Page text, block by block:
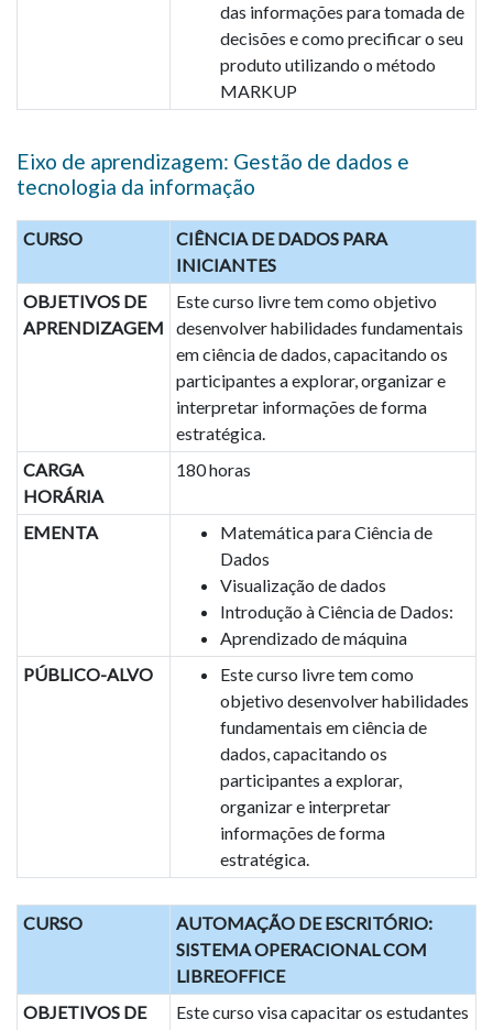
das informações para tomada de
decisões e como precificar o seu
produto utilizando o método
MARKUP
Eixo de aprendizagem: Gestão de dados e
tecnologia da informação
CURSO
CIÊNCIA DE DADOS PARA
INICIANTES
OBJETIVOS DE
APRENDIZAGEM
Este curso livre tem como objetivo
desenvolver habilidades fundamentais
em ciência de dados, capacitando os
participantes a explorar, organizar e
interpretar informações de forma
estratégica.
CARGA
HORÁRIA
180 horas
EMENTA
Matemática para Ciência de
Dados
Visualização de dados
Introdução à Ciência de Dados:
Aprendizado de máquina
PÚBLICO-ALVO
Este curso livre tem como
objetivo desenvolver habilidades
fundamentais em ciência de
dados, capacitando os
participantes a explorar,
organizar e interpretar
informações de forma
estratégica.
CURSO
AUTOMAÇÃO DE ESCRITÓRIO:
SISTEMA OPERACIONAL COM
LIBREOFFICE
OBJETIVOS DE
Este curso visa capacitar os estudantes